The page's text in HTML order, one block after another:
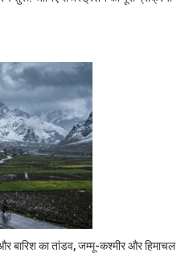
बारिश का तांडव, जम्मू-कश्मीर और हिमाचल